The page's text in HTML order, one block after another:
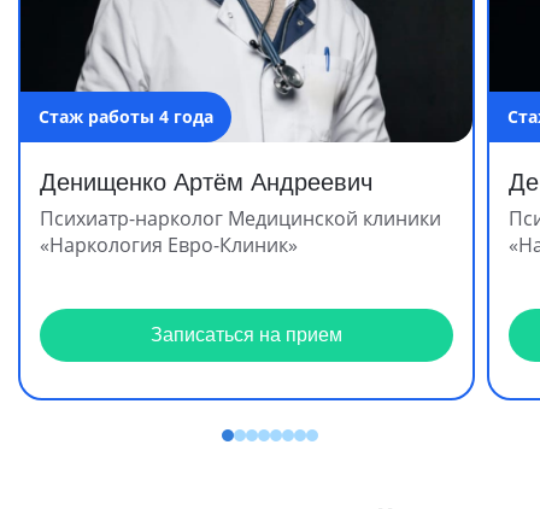
Стаж работы 4 года
Денищенко Артём Андреевич
Психиатр-нарколог Медицинской клиники
«Наркология Евро-Клиник»
Записаться на прием